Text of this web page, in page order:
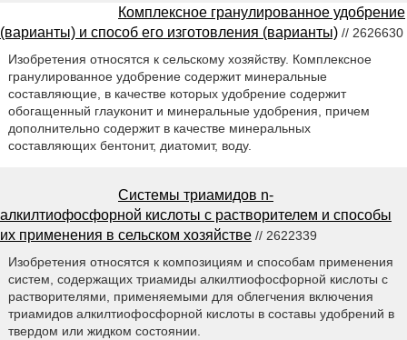
Комплексное гранулированное удобрение
(варианты) и способ его изготовления (варианты) // 2626630
Изобретения относятся к сельскому хозяйству. Комплексное
гранулированное удобрение содержит минеральные
составляющие, в качестве которых удобрение содержит
обогащенный глауконит и минеральные удобрения, причем
дополнительно содержит в качестве минеральных
составляющих бентонит, диатомит, воду.
Системы триамидов n-
алкилтиофосфорной кислоты с растворителем и способы
их применения в сельском хозяйстве // 2622339
Изобретения относятся к композициям и способам применения
систем, содержащих триамиды алкилтиофосфорной кислоты с
растворителями, применяемыми для облегчения включения
триамидов алкилтиофосфорной кислоты в составы удобрений в
твердом или жидком состоянии.